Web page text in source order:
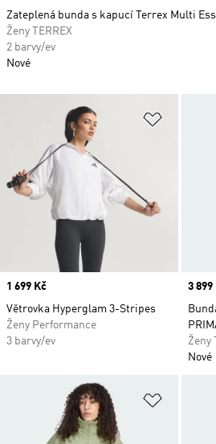
Přidat
Price
1 699 Kč
Větrovka Hyperglam 3-Stripes
Ženy Performance
3 barvy/ev
Price
3 899
Ženy
Nové
Přidat
Zateplená bunda s kapucí Terrex Multi
Ženy TERREX
2 barvy/ev
Nové